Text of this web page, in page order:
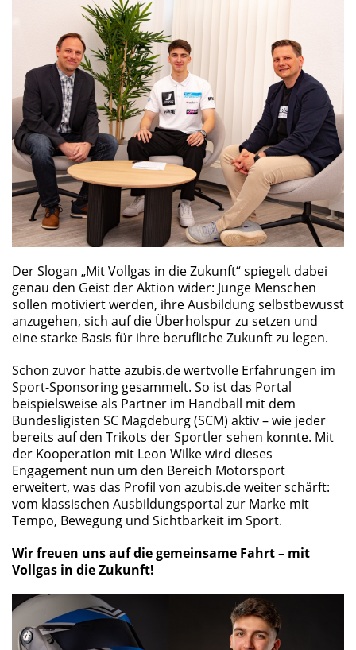
Der Slogan „Mit Vollgas in die Zukunft“ spiegelt dabei
genau den Geist der Aktion wider: Junge Menschen
sollen motiviert werden, ihre Ausbildung selbstbewusst
anzugehen, sich auf die Überholspur zu setzen und
eine starke Basis für ihre berufliche Zukunft zu legen.
Schon zuvor hatte azubis.de wertvolle Erfahrungen im
Sport-Sponsoring gesammelt. So ist das Portal
beispielsweise als Partner im Handball mit dem
Bundesligisten SC Magdeburg (SCM) aktiv – wie jeder
bereits auf den Trikots der Sportler sehen konnte. Mit
der Kooperation mit Leon Wilke wird dieses
Engagement nun um den Bereich Motorsport
erweitert, was das Profil von azubis.de weiter schärft:
vom klassischen Ausbildungsportal zur Marke mit
Tempo, Bewegung und Sichtbarkeit im Sport.
Wir freuen uns auf die gemeinsame Fahrt – mit
Vollgas in die Zukunft!